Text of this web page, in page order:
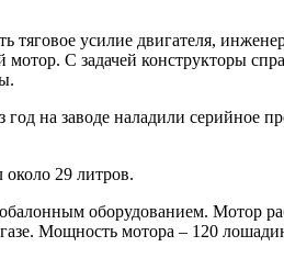
тяговое усилие двигателя,
С задачей конструкторы
на заводе наладили серийное
29 литров.
оборудованием. Мотор
Мощность мотора – 120